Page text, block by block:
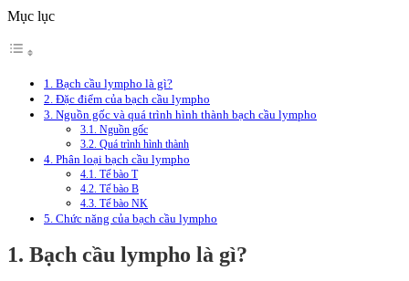
Mục lục
1. Bạch cầu lympho là gì?
2. Đặc điểm của bạch cầu lympho
3. Nguồn gốc và quá trình hình thành bạch cầu lympho
3.1. Nguồn gốc
3.2. Quá trình hình thành
4. Phân loại bạch cầu lympho
4.1. Tế bào T
4.2. Tế bào B
4.3. Tế bào NK
5. Chức năng của bạch cầu lympho
1. Bạch cầu lympho là gì?